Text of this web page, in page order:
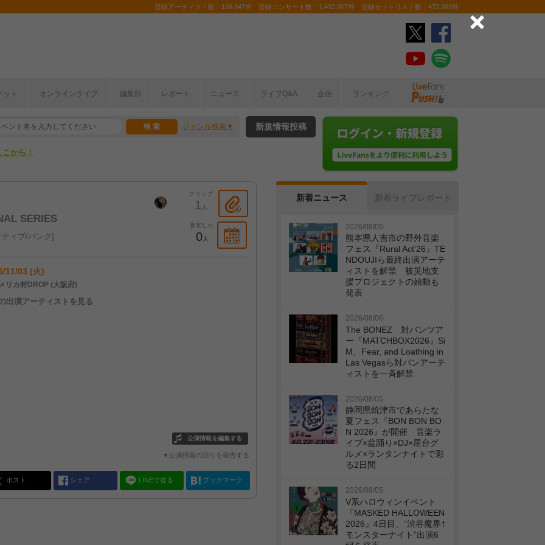
登録アーティスト数：126,647件 登録コンサート数：1,492,907件 登録セットリスト数：472,269件
ット オンラインライブ 編集部 レポート ニュース ライブQ&A 企画 ランキング
ジャンル検索
半期編発表！
から！
新規情報投稿
SERIES
クリップ
1 人
参加した
0人
ィブ/パンク
11/03 (火)
リカ村DROP (大阪府)
出演アーティストを見る
公演情報を編集する
▼公演情報の誤りを報告する
ポスト シェア LINEで送る ブックマーク
新着ニュース 新着ライブレポート
2026/08/06
熊本県人吉市の野外音楽
フェス『Rural Act'26』TE
NDOUJIら最終出演アーテ
ィストを解禁 被災地支
援プロジェクトの始動も
発表
2026/08/06
The BONEZ 対バンツア
ー『MATCHBOX2026』Si
M、Fear, and Loathing in
Las Vegasら対バンアーテ
ィストを一斉解禁
2026/08/05
静岡県焼津市であらたな
夏フェス『BON BON BO
N 2026』が開催 音楽ラ
イブ×盆踊り×DJ×屋台グ
ルメ×ランタンナイトで彩
る2日間
2026/08/05
V系ハロウィンイベント
『MASKED HALLOWEEN
2026』4日目、“渋谷魔界†
モンスターナイト”出演6